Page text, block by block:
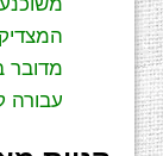
מדובר
עבורה